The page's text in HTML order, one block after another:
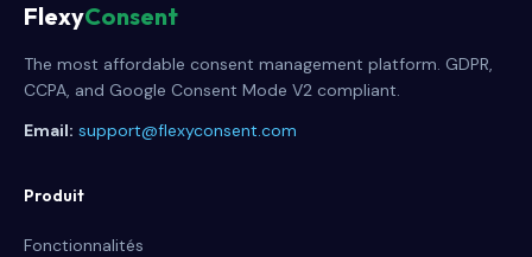
FlexyConsent
The most affordable consent management platform. GDPR,
CCPA, and Google Consent Mode V2 compliant.
Email: support@flexyconsent.com
Produit
Fonctionnalités